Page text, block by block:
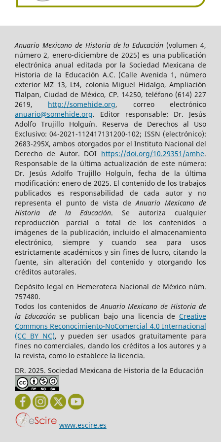
Anuario Mexicano de Historia de la Educación (volumen 4,
número 2, enero-diciembre de 2025) es una publicación
electrónica anual editada por la Sociedad Mexicana de
Historia de la Educación A.C. (Calle Avenida 1, número
exterior MZ 13, Lt4, colonia Miguel Hidalgo, Ampliación
Tlalpan, Ciudad de México, CP. 14250, teléfono (614) 227
2619, http://somehide.org, correo electrónico
anuario@somehide.org. Editor responsable: Dr. Jesús
Adolfo Trujillo Holguín. Reserva de Derechos al Uso
Exclusivo: 04-2021-112417131200-102; ISSN (electrónico):
2683-295X, ambos otorgados por el Instituto Nacional del
Derecho de Autor. DOI https://doi.org/10.29351/amhe.
Responsable de la última actualización de este número:
Dr. Jesús Adolfo Trujillo Holguín, fecha de la última
modificación: enero de 2025. El contenido de los trabajos
publicados es responsabilidad de cada autor y no
representa el punto de vista deAnuario Mexicano de
Historia de la Educación. Se autoriza cualquier
reproducción parcial o total de los contenidos o
imágenes de la publicación, incluido el almacenamiento
electrónico, siempre y cuando sea para usos
estrictamente académicos y sin fines de lucro, citando la
fuente, sin alteración del contenido y otorgando los
créditos autorales.
Depósito legal en Hemeroteca Nacional de México núm.
757480.
Todos los contenidos deAnuario Mexicano de Historia de
la Educaciónse publican bajo una licencia de Creative
Commons Reconocimiento-NoComercial 4.0 Internacional
(CC BY NC), y pueden ser usados gratuitamente para
fines no comerciales, dando los créditos a los autores y a
la revista, como lo establece la licencia.
DR. 2025. Sociedad Mexicana de Historia de la Educación
www.escire.es